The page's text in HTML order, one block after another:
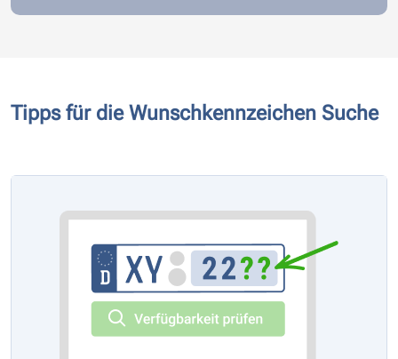
Tipps für die Wunschkennzeichen Suche